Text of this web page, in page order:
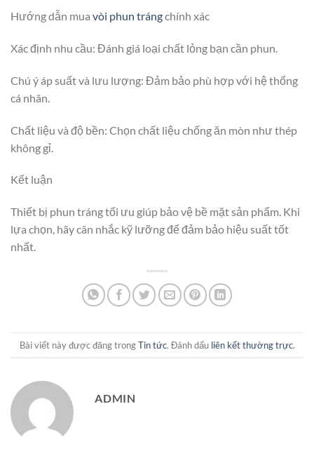
Hướng dẫn mua vòi phun trángchính xác
Xác định nhu cầu: Đánh giá loại chất lỏng bạn cần phun.
Chú ý áp suất và lưu lượng: Đảm bảo phù hợp với hệ thống
cá nhân.
Chất liệu và độ bền: Chọn chất liệu chống ăn mòn như thép
không gỉ.
Kết luận
Thiết bị phun tráng tối ưu giúp bảo vệ bề mặt sản phẩm. Khi
lựa chọn, hãy cân nhắc kỹ lưỡng để đảm bảo hiệu suất tốt
nhất.
Bài viết này được đăng trongTin tức. Đánh dấu liên kết thường trực.
ADMIN